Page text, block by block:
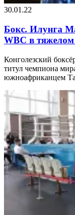
30.01.22
Бокс. Илунга
WBC в тяжелом
Конголезский
титул чемпиона
южноафриканцем